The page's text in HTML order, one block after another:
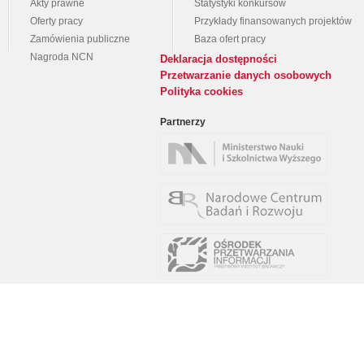
Akty prawne
Oferty pracy
Zamówienia publiczne
Nagroda NCN
Statystyki konkursów
Przykłady finansowanych projektów
Baza ofert pracy
Deklaracja dostępności
Przetwarzanie danych osobowych
Polityka cookies
Partnerzy